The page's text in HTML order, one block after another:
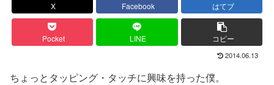
X Facebook はてブ
Pocket LINE コピー
2014.06.13
ちょっとタッピング・タッチに興味を持った僕。